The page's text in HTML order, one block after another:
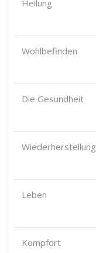
Heilung
Wohlbefinden
Die Gesundheit
Wiederherstellung
Leben
Kompfort